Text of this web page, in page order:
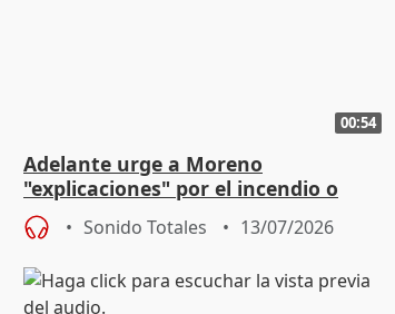
00:54
Adelante urge a Moreno
"explicaciones" por el incendio o
pedirá comisión de investigación
Sonido Totales 13/07/2026